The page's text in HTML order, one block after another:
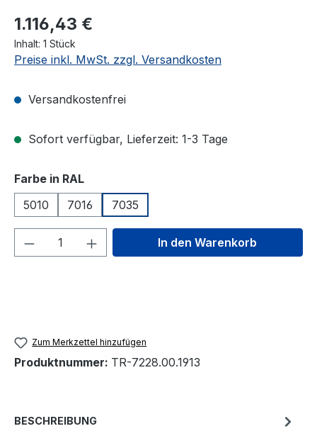
1.116,43 €
Inhalt: 1 Stück
Preise inkl. MwSt. zzgl. Versandkosten
Versandkostenfrei
Sofort verfügbar, Lieferzeit: 1-3 Tage
Farbe in RALauswählen
5010
7016 7035
Produkt Anzahl: Gib denIn den Warenkorb
Zum Merkzettel hinzufügen
Produktnummer: TR-7228.00.1913
BESCHREIBUNG